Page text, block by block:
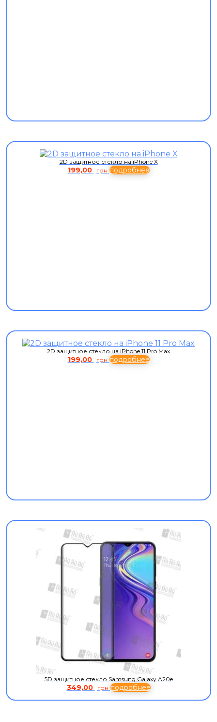
2D защитное стекло на iPhone X
199,00 грн подробнее
2D защитное стекло на iPhone 11 Pro Max
199,00 грн подробнее
5D защитное стекло Samsung Galaxy A20e
349,00 грн подробнее